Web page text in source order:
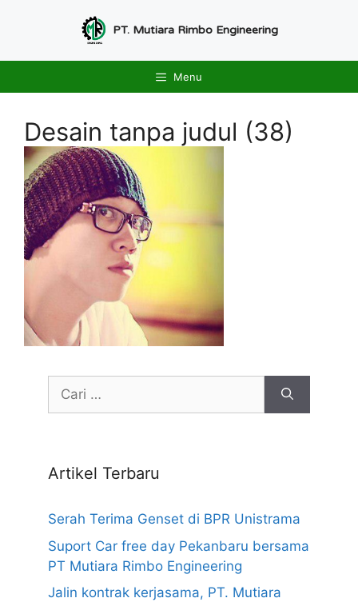
PT. Mutiara Rimbo Engineering
Menu
Desain tanpa judul (38)
Cari
Artikel Terbaru
Serah Terima Genset di BPR Unistrama
Suport Car free day Pekanbaru bersama
PT Mutiara Rimbo Engineering
Jalin kontrak kerjasama, PT. Mutiara